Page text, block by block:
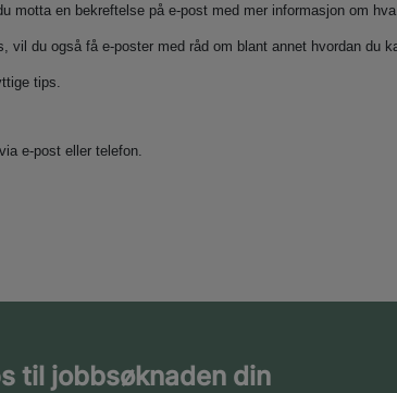
motta en bekreftelse på e-post med mer informasjon om
du også få e-poster med råd om blant annet hvordan du
tips.
e-post eller telefon.
til jobbsøknaden din